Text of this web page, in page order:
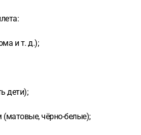
и т. д.);
дети);
чёрно-белые);